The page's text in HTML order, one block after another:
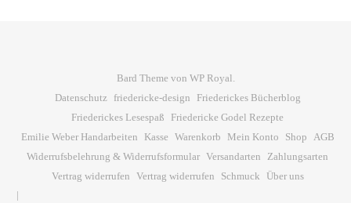
Bard Theme von WP Royal.
Datenschutz
friedericke-design
Friederickes Bücherblog
Friederickes Lesespaß
Friedericke Godel Rezepte
Emilie Weber Handarbeiten
Kasse Warenkorb Mein Konto Shop AGB
Widerrufsbelehrung & Widerrufsformular Versandarten Zahlungsarten
Vertrag widerrufen Vertrag widerrufen Schmuck Über uns